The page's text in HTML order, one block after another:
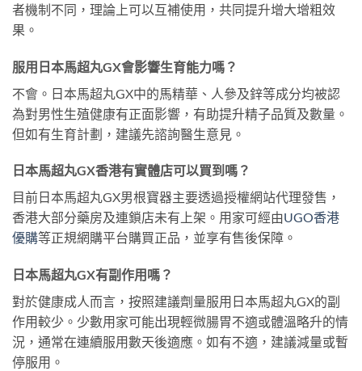
者機制不同，理論上可以互補使用，共同提升增大增粗效
果。
服用日本馬超丸GX會影響生育能力嗎？
不會。日本馬超丸GX中的馬精華、人參及鋅等成分均被認
為對男性生殖健康有正面影響，有助提升精子品質及數量。
但如有生育計劃，建議先諮詢醫生意見。
日本馬超丸GX香港有實體店可以買到嗎？
目前日本馬超丸GX男根寶器主要透過授權網站代理發售，
香港大部分藥房及連鎖店未有上架。用家可經由UGO香港
優購等正規網購平台購買正品，並享有售後保障。
日本馬超丸GX有副作用嗎？
對於健康成人而言，按照建議劑量服用日本馬超丸GX的副
作用較少。少數用家可能出現輕微腸胃不適或體溫略升的情
況，通常在連續服用數天後適應。如有不適，建議減量或暫
停服用。